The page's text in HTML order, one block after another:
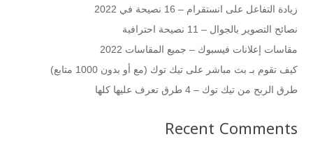
زيادة التفاعل على انستقرام – 16 نصيحة في 2022
نصائح التصوير بالجوال – 11 نصيحة احترافية
مقاسات إعلانات فيسبوك – جميع المقاسات 2022
كيف تقوم بـ بث مباشر على تيك توك (مع أو بدون 1000 متابع)
طرق الربح من تيك توك – 4 طرق تعرف عليها كلها
Recent Comments